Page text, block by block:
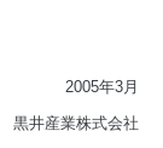
2005年3月
黒井産業株式会社